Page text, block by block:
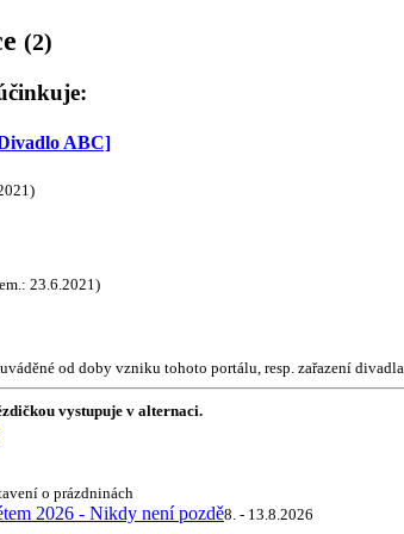
(2)
ABC]
23.6.2021)
od doby vzniku tohoto portálu, resp. zařazení divadla.
vystupuje v alternaci.
o prázdninách
2026 - Nikdy není pozdě8. - 13.8.2026